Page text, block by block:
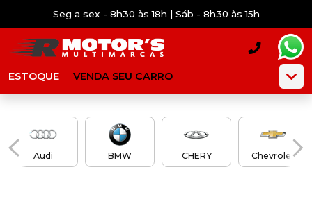
Seg a sex - 8h30 às 18h | Sáb - 8h30 às 15h
ESTOQUE VENDA SEU CARRO
Audi BMW CHERY Chevrolet